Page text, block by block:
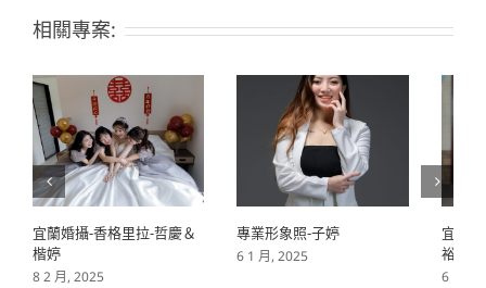
相關專案:
宜蘭婚攝-香格里拉-哲慶＆
楷婷
8 2 月, 2025
專業形象照-子婷
6 1 月, 2025
宜蘭
裕&幸
6 1 月,